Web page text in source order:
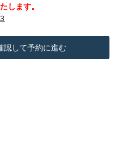
します。
認して予約に進む